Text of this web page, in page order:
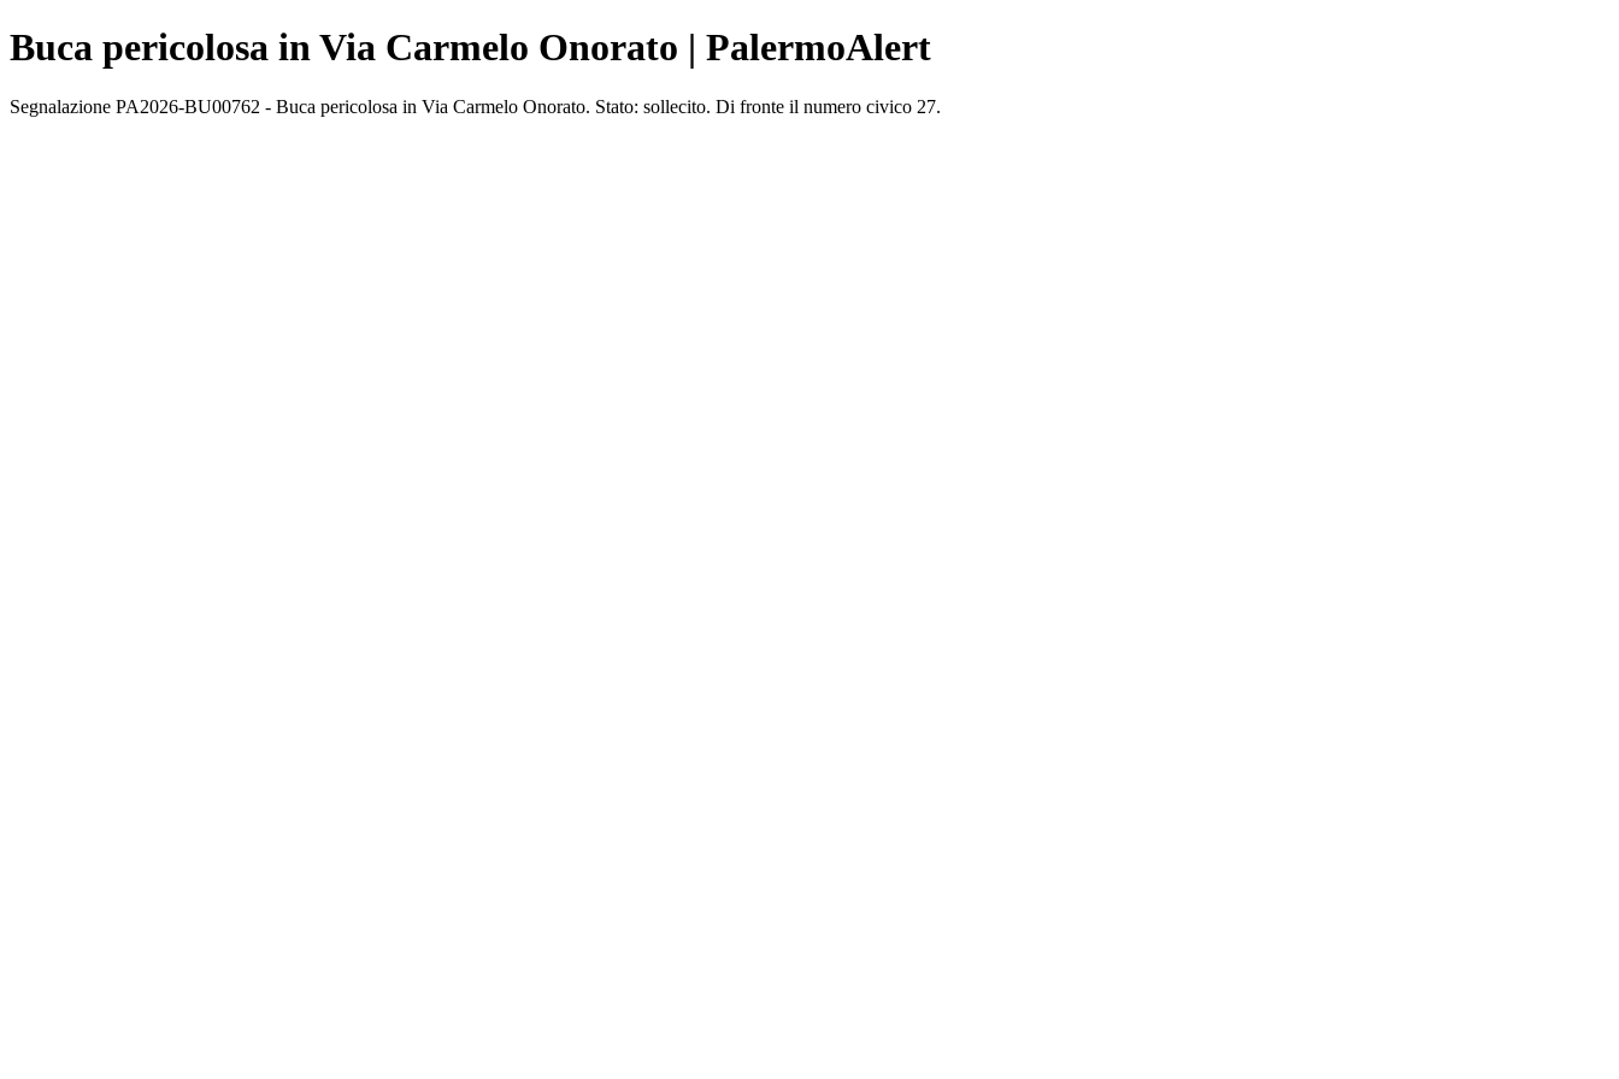
Buca pericolosa in Via Carmelo Onorato | PalermoAlert
Segnalazione PA2026-BU00762 - Buca pericolosa in Via Carmelo Onorato. Stato: sollecito. Di fronte il numero civico 27.